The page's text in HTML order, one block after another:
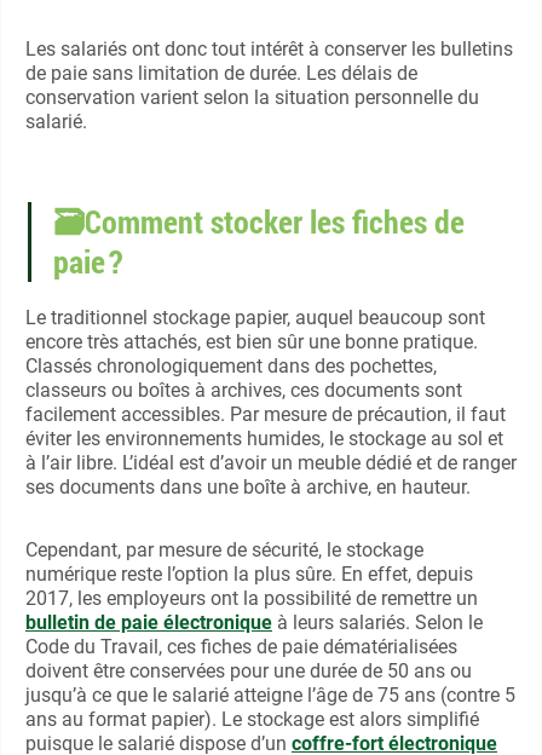
Les salariés ont donc tout intérêt à conserver les bulletins
de paie sans limitation de durée. Les délais de
conservation varient selon la situation personnelle du
salarié.
🗃Comment stocker les fiches de
paie ?
Le traditionnel stockage papier, auquel beaucoup sont
encore très attachés, est bien sûr une bonne pratique.
Classés chronologiquement dans des pochettes,
classeurs ou boîtes à archives, ces documents sont
facilement accessibles. Par mesure de précaution, il faut
éviter les environnements humides, le stockage au sol et
à l’air libre. L’idéal est d’avoir un meuble dédié et de ranger
ses documents dans une boîte à archive, en hauteur.
Cependant, par mesure de sécurité, le stockage
numérique reste l’option la plus sûre. En effet, depuis
2017, les employeurs ont la possibilité de remettre un
bulletin de paie électronique à leurs salariés. Selon le
Code du Travail, ces fiches de paie dématérialisées
doivent être conservées pour une durée de 50 ans ou
jusqu’à ce que le salarié atteigne l’âge de 75 ans (contre 5
ans au format papier). Le stockage est alors simplifié
puisque le salarié dispose d’un coffre-fort électronique